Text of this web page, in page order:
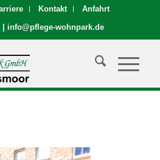
Kontakt
Anfahrt
info@pflege-wohnpark.de